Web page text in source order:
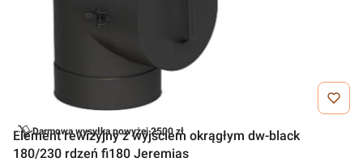
Darmowa wysyłka powyżej 2500 zł
Element rewizyjny z wyjściem okrągłym dw-black
180/230 rdzeń fi180 Jeremias